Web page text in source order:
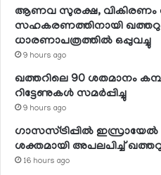
ആണവ സുരക്ഷ, വികിരണം
സഹകരണത്തിനായി
ധാരണാപത്രത്തില്‍ ഒപ്പുവച്ചു
9 hours ago
ഖത്തറിലെ 90 ശതമാനം
റിട്ടേണുകള്‍ സമര്‍പ്പിച്ചു
9 hours ago
ഗാസസ്ട്രിപ്പില്‍
ശക്തമായി അപലപിച്ച്
16 hours ago